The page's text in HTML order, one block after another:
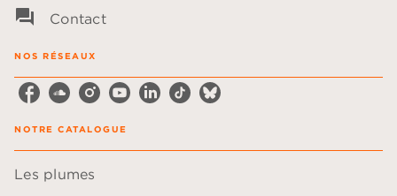
question_answer Contact
NOS RÉSEAUX
NOTRE CATALOGUE
Les plumes